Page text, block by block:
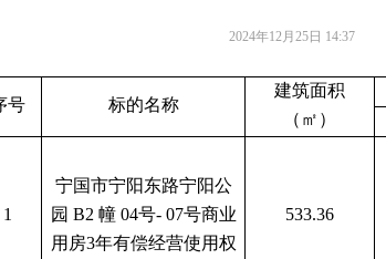
号 标的名称
建筑面积
（㎡）
1
宁国市宁阳东路宁阳公
园 B2 幢 04号- 07号商业
用房3年有偿经营使用权
533.36
2024年12月25日 14:37